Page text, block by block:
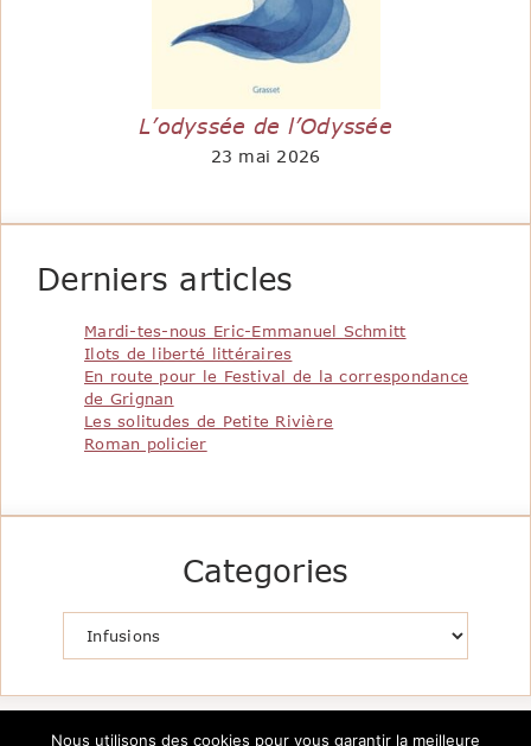
L’odyssée de l’Odyssée
23 mai 2026
Derniers articles
Mardi-tes-nous Eric-Emmanuel Schmitt
Ilots de liberté littéraires
En route pour le Festival de la correspondance
de Grignan
Les solitudes de Petite Rivière
Roman policier
Categories
Nous utilisons des cookies pour vous garantir la meilleure